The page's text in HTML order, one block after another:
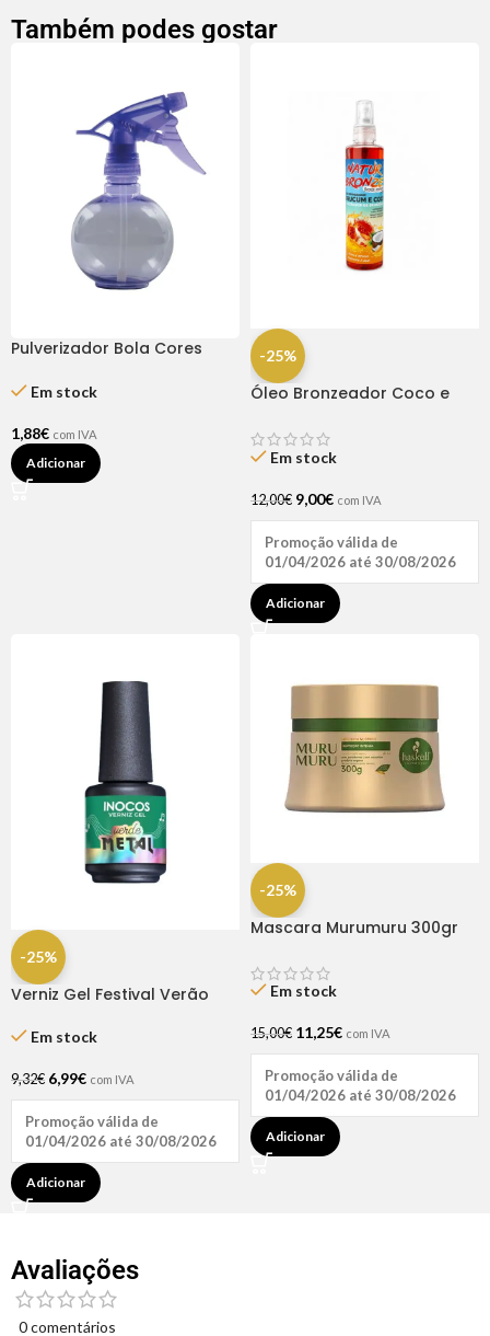
Também podes gostar
Pulverizador Bola Cores
Em stock
1,88€ com IVA
Adicionar
-25%
Óleo Bronzeador Coco e
Em stock
12,00€ 9,00€ com IVA
Promoção válida de
01/04/2026 até 30/08/2026
Adicionar
-25%
Verniz Gel Festival Verão
Em stock
9,32€ 6,99€ com IVA
Promoção válida de
01/04/2026 até 30/08/2026
Adicionar
-25%
Mascara Murumuru 300gr
Em stock
15,00€ 11,25€ com IVA
Promoção válida de
01/04/2026 até 30/08/2026
Adicionar
Avaliações
0 comentários